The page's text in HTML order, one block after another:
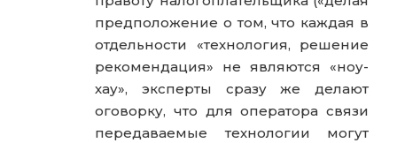
предположение о том, что каждая в
отдельности «технология, решение
рекомендация» не являются «ноу-
хау», эксперты сразу же делают
оговорку, что для оператора связи
передаваемые технологии могут